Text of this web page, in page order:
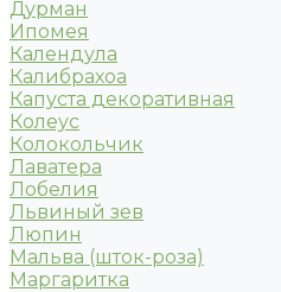
Дурман
Ипомея
Календула
Калибрахоа
Капуста декоративная
Колеус
Колокольчик
Лаватера
Лобелия
Львиный зев
Люпин
Мальва (шток-роза)
Маргаритка